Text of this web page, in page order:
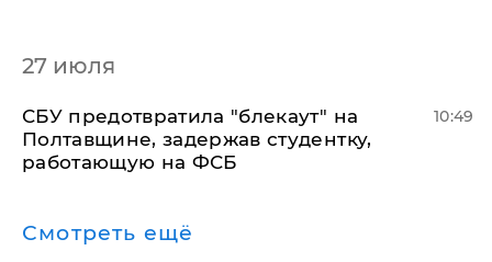
27 июля
СБУ предотвратила "блекаут" на
Полтавщине, задержав студентку,
работающую на ФСБ
10:49
Смотреть ещё